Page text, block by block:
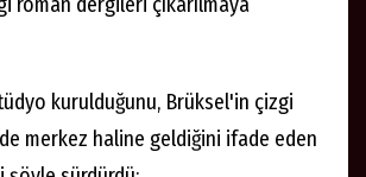
kurulduğunu, Brüksel'in çizgi
merkez haline geldiğini ifade eden